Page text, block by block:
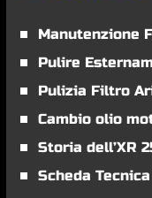
Manutenzione
Pulire
Pulizia Filtro
Cambio olio
Storia dell’XR
Scheda